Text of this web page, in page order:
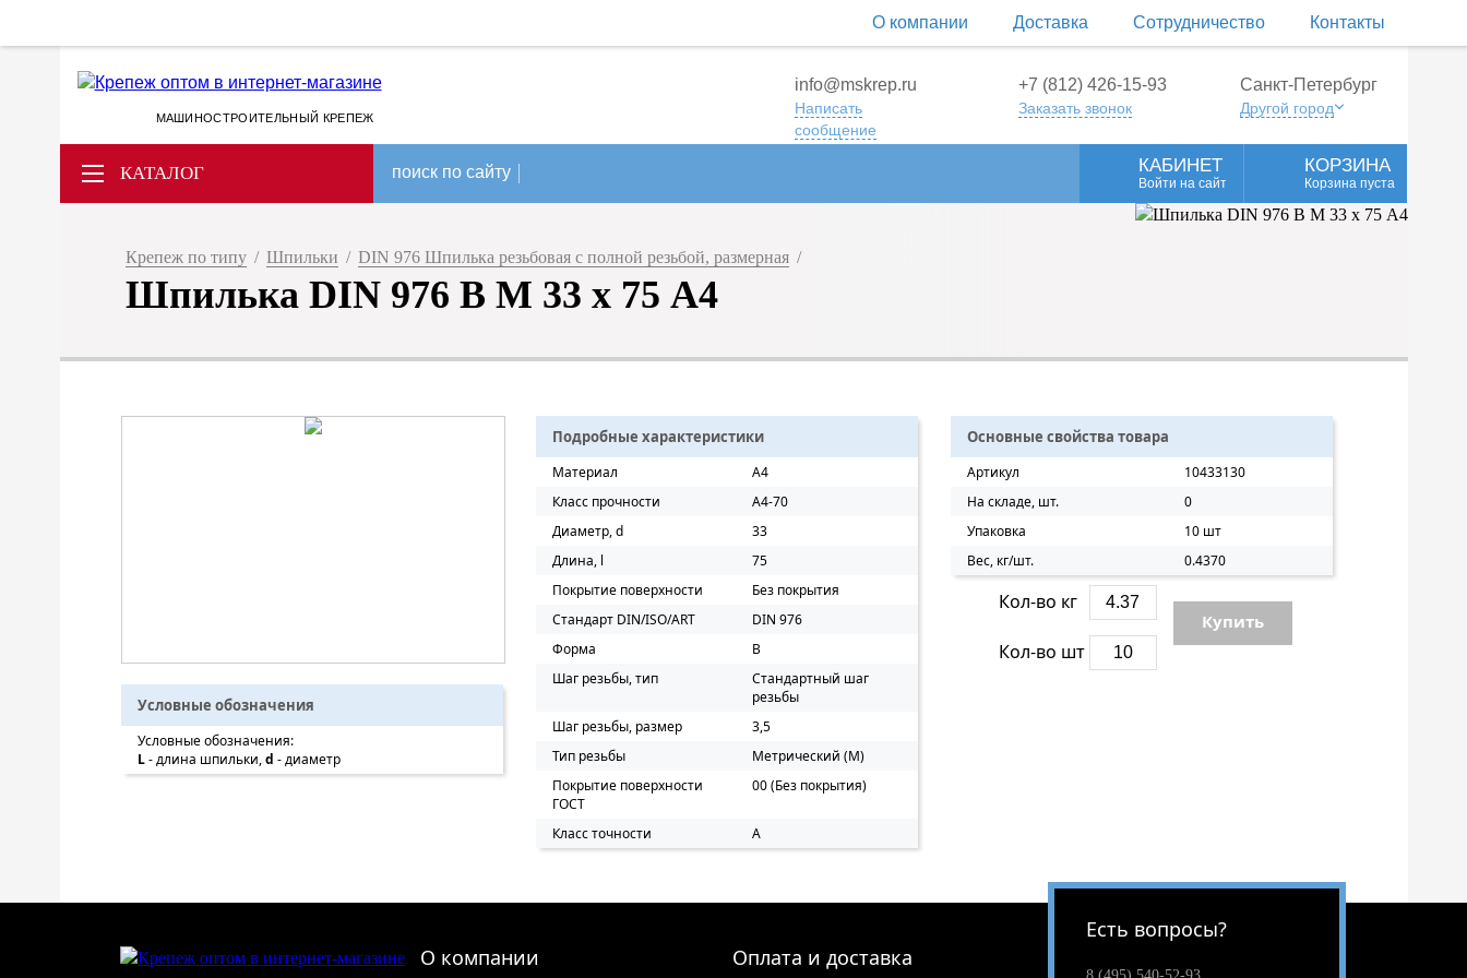
О компании Доставка Сотрудничество Контакты
МАШИНОСТРОИТЕЛЬНЫЙ КРЕПЕЖ
info@mskrep.ru
Написать
сообщение
+7 (812) 426-15-93
Заказать звонок
Санкт-Петербург
Другой город
КАТАЛОГ поиск по сайту КАБИНЕТ
Войти на сайт
КОРЗИНА
Корзина пуста
Крепеж по типу / Шпильки / DIN 976 Шпилька резьбовая с полной резьбой, размерная /
Шпилька DIN 976 B M 33 х 75 А4
Условные обозначения
Условные обозначения:
L- длина шпильки,d - диаметр
Подробные характеристики
Материал
A4
Класс прочности
A4-70
Диаметр, d
33
Длина, l
75
Покрытие поверхности
Без покрытия
Стандарт DIN/ISO/ART
DIN 976
Форма
B
Шаг резьбы, тип
Стандартный шаг
резьбы
Шаг резьбы, размер
3,5
Тип резьбы
Метрический (M)
Покрытие поверхности
ГОСТ
00 (Без покрытия)
Класс точности A
Основные свойства товара
Артикул
10433130
На складе, шт.
0
Упаковка
10 шт
Вес, кг/шт.
0.4370
Кол-во кг
Кол-во шт
Купить
О компании Оплата и доставка
Есть вопросы?